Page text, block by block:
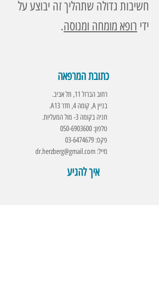
חשיבות גדולה שתהליך זה יבוצע על
ידי רופא מומחה ומנוסה.
כתובת המרפאה
איך להגיע
רחוב הברזל 11, תל אביב.
בניין A, קומה 4, חדר A13.
חניה בקומה 3- מול המעליות.
טלפון: 050-6903600
פקס: 03-6474679
מייל: dr.herzberg@gmail.com